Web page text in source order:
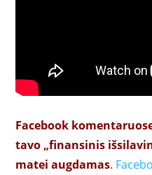
Facebook
tavo „finansinis
matei augdamas.